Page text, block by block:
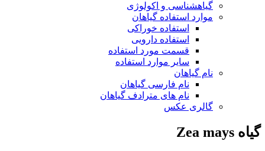
گیاهشناسی و اکولوژی
موارد استفاده گیاهان
استفاده خوراکی
استفاده دارویی
قسمت مورد استفاده
سایر موارد استفاده
نام گیاهان
نام فارسی گیاهان
نام های مترادف گیاهان
گالری عکس
گیاه Zea mays